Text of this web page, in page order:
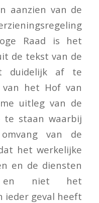
aanzien van de
Raad is het
de tekst van de
duidelijk af te
van het Hof van
uitleg van de
te staan waarbij
van de
het werkelijke
en de diensten
en niet het
ieder geval heeft